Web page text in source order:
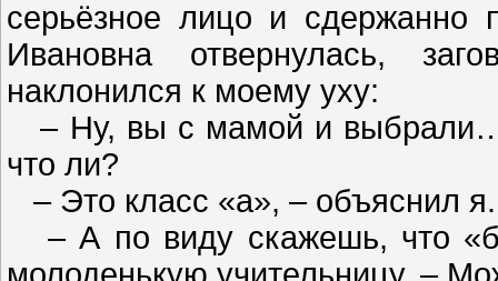
серьёзное лицо и сдержанно
Ивановна отвернулась,
наклонился к моему уху:
– Ну, вы с мамой и выбрали…
что ли?
– Это класс «а», – объяснил я.
– А по виду скажешь, что